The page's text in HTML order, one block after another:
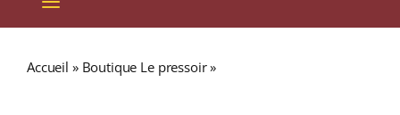
Toggle
Navigation
Accueil » Boutique Le pressoir»